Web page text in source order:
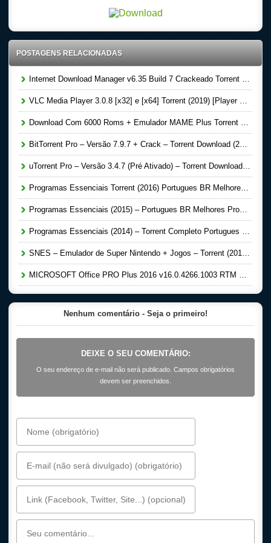
POSTAGENS RELACIONADAS
Internet Download Manager v6.35 Build 7 Crackeado Torrent (2019) [Gerenciador de Download] – Download
VLC Media Player 3.0.8 [x32] e [x64] Torrent (2019) [Player de Vídeo] – Download
Download Com 6000 Roms + Emulador MAME Plus Torrent PC Atualizado (2016)
BitTorrent Pro – Versão 7.9.7 + Crack – Torrent Download (2016)
uTorrent Pro – Versão 3.4.7 (Pré Ativado) – Torrent Download (2016)
Programas Essenciais Torrent (2016) Portugues BR Melhores Programas para Formatação Download
Programas Essenciais (2015) – Portugues BR Melhores Programas para Formatação Torrent Download
Programas Essenciais (2014) – Torrent Completo Portugues BR – Windows – Programas
SNES – Emulador de Super Nintendo + Jogos – Torrent (2015) Download
MICROSOFT Office PRO Plus 2016 v16.0.4266.1003 RTM + Activator – Download Torrent
Nenhum comentário - Seja o primeiro!
DEIXE O SEU COMENTÁRIO:
O seu endereço de e-mail não será publicado. Campos obrigatórios
devem ser preenchidos.